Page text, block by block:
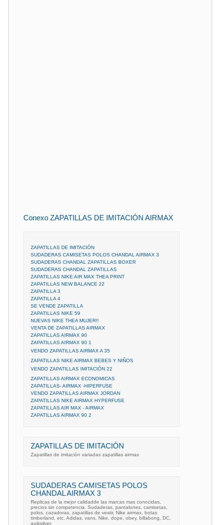
Conexo ZAPATILLAS DE IMITACIÓN AIRMAX
ZAPATILLAS DE IMITACIÓN
SUDADERAS CAMISETAS POLOS CHANDAL AIRMAX 3
SUDADERAS CHANDAL ZAPATILLAS BOXER
SUDADERAS CHANDAL ZAPATILLAS
ZAPATILLAS NIKE AIR MAX THEA PRINT
ZAPATILLAS NEW BALANCE 22
ZAPATILLA 3
ZAPATILLA 4
SE VENDE ZAPATILLA
ZAPATILLAS NIKE 59
NUEVAS NIKE THEA MUJER!!
VENTA DE ZAPATILLAS AIRMAX
ZAPATILLAS AIRMAX 90
ZAPATILLAS AIRMAX 90 1
VENDO ZAPATILLAS AIRMAX A 35
ZAPATILLAS NIKE AIRMAX BEBES Y NIÑOS
VENDO ZAPATILLAS IMITACIÓN 22
ZAPATILLAS AIRMAX ECONOMICAS
ZAPATILLAS- AIRMAX -HIPERFUSE
VENDO ZAPATILLAS AIRMAX JORDAN
ZAPATILLAS NIKE AIRMAX HYPERFUSE
ZAPATILLAS AIR MAX - AIRMAX
ZAPATILLAS AIRMAX 90 2
ZAPATILLAS DE IMITACIÓN
Zapatillas de imitación variadas zapatillas airmax
SUDADERAS CAMISETAS POLOS
CHANDAL AIRMAX 3
Replicas de la mejor calidadde las marcas mas conocidas,
precios sin competencia. Sudaderas, pantalones, camisetas,
polos, cazadoras, zapatillas de vestir, Nike airmax, botas
timberland, etc. Adidas, vans, Nike, dope, obey, billabong, DC,
quiksilver,